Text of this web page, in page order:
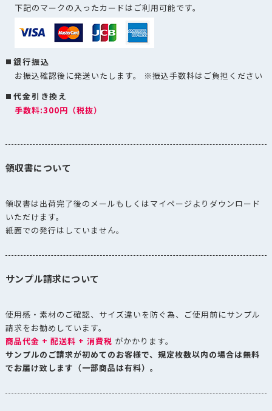
下記のマークの入ったカードはご利用可能です。
銀行振込
お振込確認後に発送いたします。 ※振込手数料はご負担ください
代金引き換え
手数料:300円（税抜）
領収書について
領収書は出荷完了後のメールもしくはマイページよりダウンロード
いただけます。
紙面での発行はしていません。
サンプル請求について
使用感・素材のご確認、サイズ違いを防ぐ為、ご使用前にサンプル
請求をお勧めしています。
商品代金 + 配送料 + 消費税 がかかります。
サンプルのご請求が初めてのお客様で、規定枚数以内の場合は無料
でお届け致します（一部商品は有料）。